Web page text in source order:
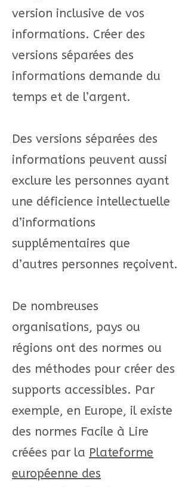
version inclusive de vos
informations. Créer des
versions séparées des
informations demande du
temps et de l’argent.
Des versions séparées des
informations peuvent aussi
exclure les personnes ayant
une déficience intellectuelle
d’informations
supplémentaires que
d’autres personnes reçoivent.
De nombreuses
organisations, pays ou
régions ont des normes ou
des méthodes pour créer des
supports accessibles. Par
exemple, en Europe, il existe
des normes Facile à Lire
créées par la Plateforme
européenne des